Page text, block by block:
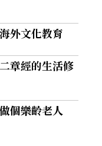
外文化教育
章經的生活修
個樂齡老人